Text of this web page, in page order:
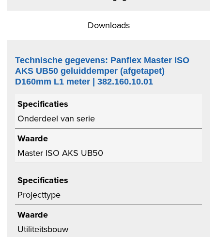
Downloads
Technische gegevens: Panflex Master ISO
AKS UB50 geluiddemper (afgetapet)
D160mm L1 meter | 382.160.10.01
Specificaties
Onderdeel van serie
Waarde
Master ISO AKS UB50
Specificaties
Projecttype
Waarde
Utiliteitsbouw